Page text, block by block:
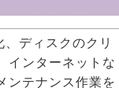
ディスクのクリ
インターネットな
ンテナンス作業を